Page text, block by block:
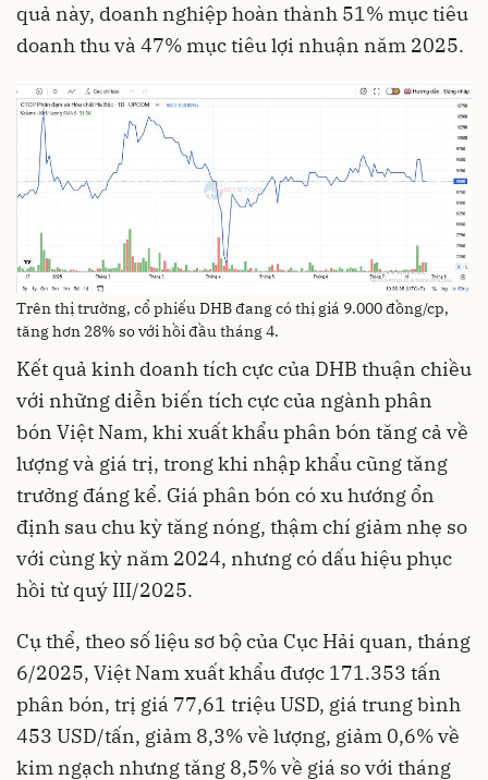
quả này, doanh nghiệp hoàn thành 51% mục tiêu
doanh thu và 47% mục tiêu lợi nhuận năm 2025.
Trên thị trường, cổ phiếu DHB đang có thị giá 9.000 đồng/cp,
tăng hơn 28% so với hồi đầu tháng 4.
Kết quả kinh doanh tích cực của DHB thuận chiều
với những diễn biến tích cực của ngành phân
bón Việt Nam, khi xuất khẩu phân bón tăng cả về
lượng và giá trị, trong khi nhập khẩu cũng tăng
trưởng đáng kể. Giá phân bón có xu hướng ổn
định sau chu kỳ tăng nóng, thậm chí giảm nhẹ so
với cùng kỳ năm 2024, nhưng có dấu hiệu phục
hồi từ quý III/2025.
Cụ thể, theo số liệu sơ bộ của Cục Hải quan, tháng
6/2025, Việt Nam xuất khẩu được 171.353 tấn
phân bón, trị giá 77,61 triệu USD, giá trung bình
453 USD/tấn, giảm 8,3% về lượng, giảm 0,6% về
kim ngạch nhưng tăng 8,5% về giá so với tháng